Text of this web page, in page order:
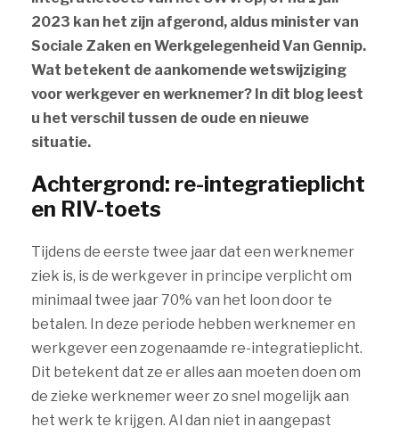
2023 kan het zijn afgerond, aldus minister van
Sociale Zaken en Werkgelegenheid Van Gennip.
Wat betekent de aankomende wetswijziging
voor werkgever en werknemer? In dit blog leest
u het verschil tussen de oude en nieuwe
situatie.
Achtergrond: re-integratieplicht
en RIV-toets
Tijdens de eerste twee jaar dat een werknemer
ziek is, is de werkgever in principe verplicht om
minimaal twee jaar 70% van het loon door te
betalen. In deze periode hebben werknemer en
werkgever een zogenaamde re-integratieplicht.
Dit betekent dat ze er alles aan moeten doen om
de zieke werknemer weer zo snel mogelijk aan
het werk te krijgen. Al dan niet in aangepast